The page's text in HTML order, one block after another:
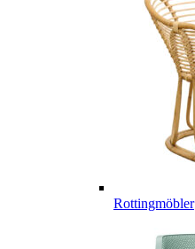
Rottingmöbler